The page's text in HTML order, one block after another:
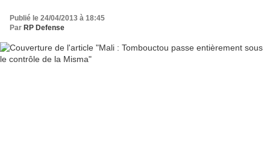
Publié le 24/04/2013 à 18:45
Par RP Defense